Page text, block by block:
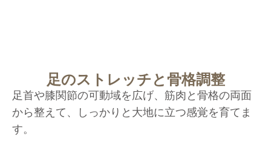
足のストレッチと骨格調整
足首や膝関節の可動域を広げ、筋肉と骨格の両面
から整えて、しっかりと大地に立つ感覚を育てま
す。